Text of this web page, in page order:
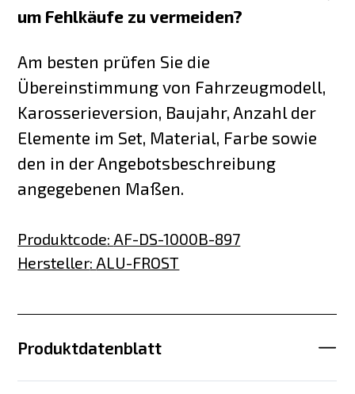
um Fehlkäufe zu vermeiden?
Am besten prüfen Sie die
Übereinstimmung von Fahrzeugmodell,
Karosserieversion, Baujahr, Anzahl der
Elemente im Set, Material, Farbe sowie
den in der Angebotsbeschreibung
angegebenen Maßen.
Produktcode: AF-DS-1000B-897
Hersteller: ALU-FROST
Produktdatenblatt